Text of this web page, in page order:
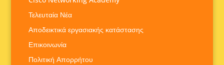
Τελευταία Νέα
Αποδεικτικά εργασιακής κατάστασης
Επικοινωνία
Πολιτική Απορρήτου